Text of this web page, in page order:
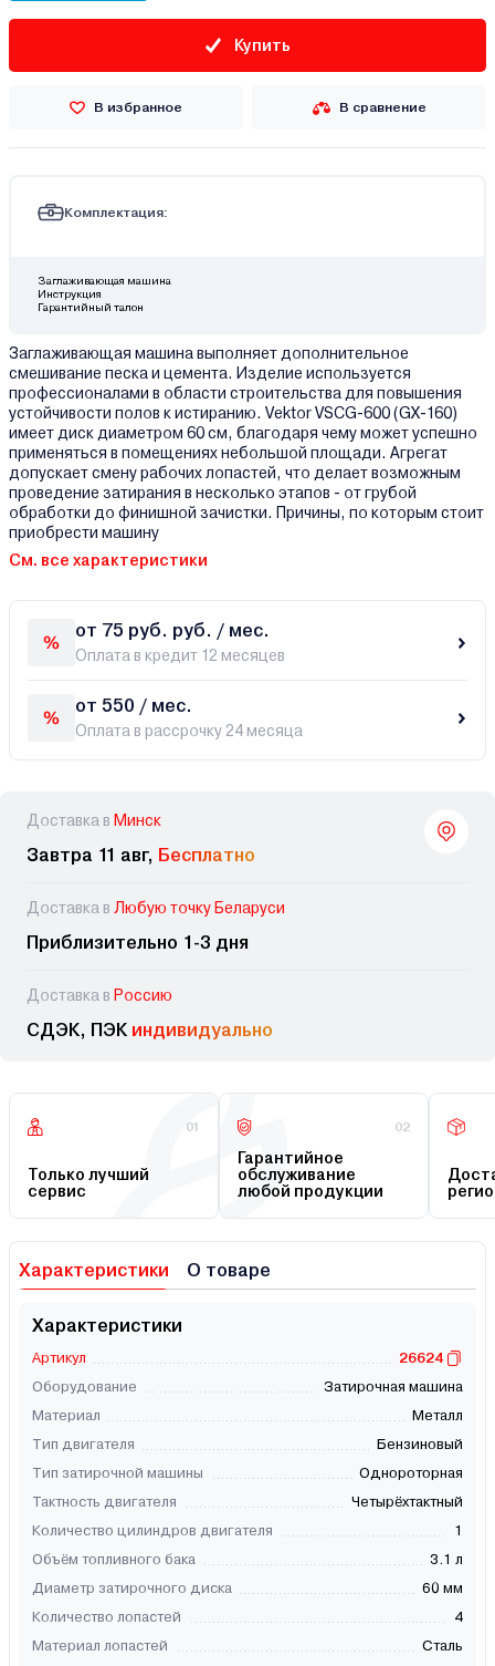
Купить
В избранное В сравнение
Комплектация:
Заглаживающая машина
Инструкция
Гарантийный талон
Заглаживающая машина выполняет дополнительное
смешивание песка и цемента. Изделие используется
профессионалами в области строительства для повышения
устойчивости полов к истиранию. Vektor VSCG-600 (GX-160)
имеет диск диаметром 60 см, благодаря чему может успешно
применяться в помещениях небольшой площади. Агрегат
допускает смену рабочих лопастей, что делает возможным
проведение затирания в несколько этапов - от грубой
обработки до финишной зачистки. Причины, по которым стоит
приобрести машину
См. все характеристики
от 75 руб. руб. / мес.
Оплата в кредит 12 месяцев
от 550 / мес.
Оплата в рассрочку 24 месяца
Доставка в Минск
Завтра 11 авг, Бесплатно
Доставка в Любую точку Беларуси
Приблизительно 1-3 дня
Доставка в Россию
СДЭК, ПЭК индивидуально
01
Только лучший
сервис
02
Гарантийное
обслуживание
любой продукции
Характеристики О товаре
Характеристики
Артикул
26624
Оборудование
Затирочная машина
Материал
Металл
Тип двигателя
Бензиновый
Тип затирочной машины
Однороторная
Тактность двигателя
Четырёхтактный
Количество цилиндров двигателя
1
Объём топливного бака
3.1 л
Диаметр затирочного диска
60 мм
Количество лопастей
4
Материал лопастей
Сталь